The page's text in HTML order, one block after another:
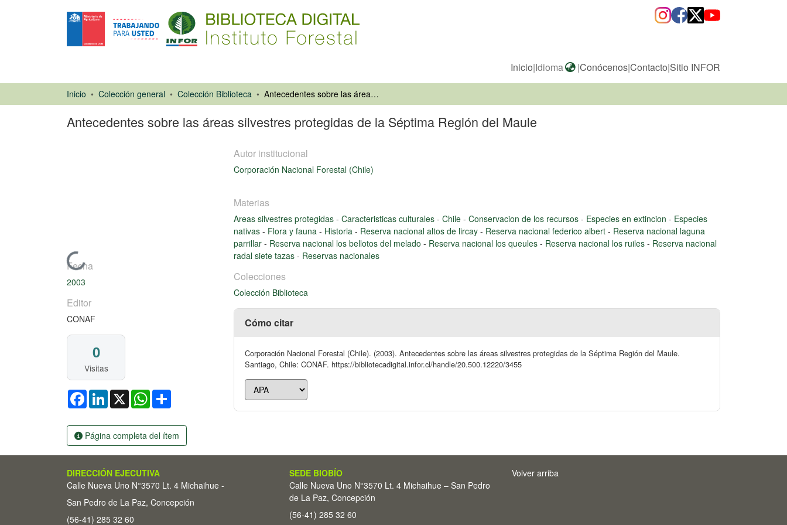
Inicio|Idioma |Conócenos|Contacto|Sitio INFOR
Inicio Colección general Colección Biblioteca Antecedentes sobre las áreas silvestres protegidas de la Séptima Región del Maule
Antecedentes sobre las áreas silvestres protegidas de la Séptima Región del Maule
Cargando...
Fecha
2003
Editor
CONAF
0
Visitas
FacebookLinkedIn
X WhatsApp
Página completa del ítem
Autor institucional
Corporación Nacional Forestal (Chile)
Materias
Areas silvestres protegidas - Caracteristicas culturales - Chile - Conservacion de los recursos - Especies en extincion - Especies
nativas - Flora y fauna - Historia - Reserva nacional altos de lircay - Reserva nacional federico albert - Reserva nacional laguna
parrillar - Reserva nacional los bellotos del melado - Reserva nacional los queules - Reserva nacional los ruiles - Reserva nacional
radal siete tazas - Reservas nacionales
Colecciones
Colección Biblioteca
Cómo citar
Corporación Nacional Forestal (Chile). (2003). Antecedentes sobre las áreas silvestres protegidas de la Séptima Región del Maule.
Santiago, Chile: CONAF. https://bibliotecadigital.infor.cl/handle/20.500.12220/3455
DIRECCIÓN EJECUTIVA
Calle Nueva Uno N°3570 Lt. 4 Michaihue -
San Pedro de La Paz, Concepción
(56-41) 285 32 60
SEDE BIOBÍO
Calle Nueva Uno N°3570 Lt. 4 Michaihue – San Pedro
de La Paz, Concepción
(56-41) 285 32 60
Volver arriba